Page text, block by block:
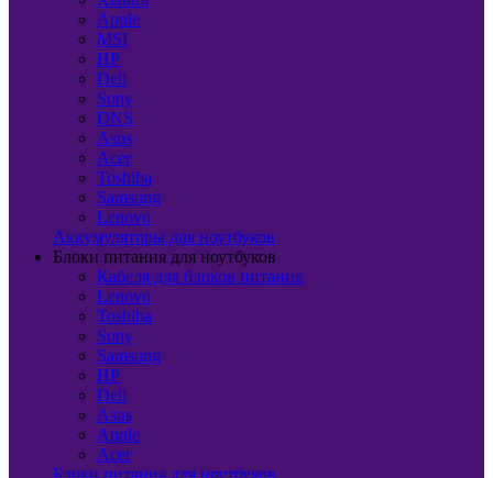
Apple
MSI
HP
Dell
Sony
DNS
Asus
Acer
Toshiba
Samsung
Lenovo
Аккумуляторы для ноутбуков
Блоки питания для ноутбуков
Кабеля для блоков питания
Lenovo
Toshiba
Sony
Samsung
HP
Dell
Asus
Apple
Acer
Блоки питания для ноутбуков